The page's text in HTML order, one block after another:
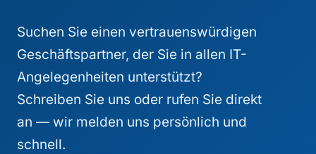
IT-Systemhaus
FAQ – Häufige Fragen
Partner & Zertifikate
Kontakt & Anfahrt
Suchen Sie einen vertrauenswürdigen
Geschäftspartner, der Sie in allen IT-
Angelegenheiten unterstützt?
Schreiben Sie uns oder rufen Sie direkt
an — wir melden uns persönlich und
schnell.